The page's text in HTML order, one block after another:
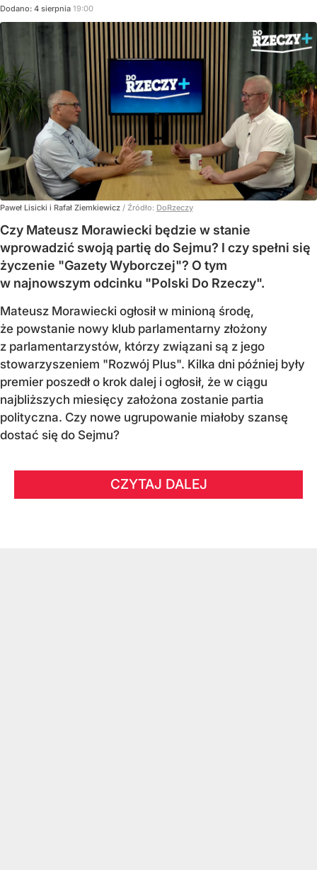
Dodano: 4 sierpnia 19:00
Paweł Lisicki i Rafał Ziemkiewicz / Źródło: DoRzeczy
Czy Mateusz Morawiecki będzie w stanie
wprowadzić swoją partię do Sejmu? I czy spełni się
życzenie "Gazety Wyborczej"? O tym
w najnowszym odcinku "Polski Do Rzeczy".
Mateusz Morawiecki ogłosił w minioną środę,
że powstanie nowy klub parlamentarny złożony
z parlamentarzystów, którzy związani są z jego
stowarzyszeniem "Rozwój Plus". Kilka dni później były
premier poszedł o krok dalej i ogłosił, że w ciągu
najbliższych miesięcy założona zostanie partia
polityczna. Czy nowe ugrupowanie miałoby szansę
dostać się do Sejmu?
CZYTAJ DALEJ